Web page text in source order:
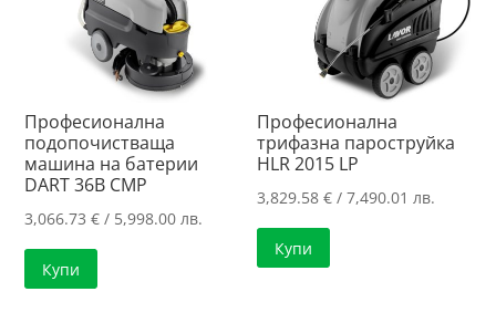
Професионална
подопочистваща
машина на батерии
DART 36B CMP
3,066.73€ / 5,998.00 лв.
Купи
Професионална
трифазна пароструйка
HLR 2015 LP
3,829.58€ / 7,490.01 лв.
Купи